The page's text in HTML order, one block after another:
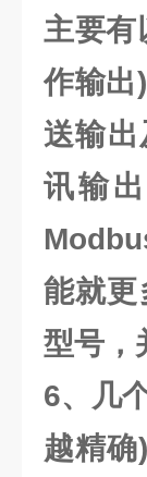
主要有
作输出
送输
讯输
能就更
型号，
6、几
越精